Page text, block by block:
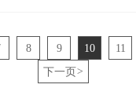
8 9 10 11
下一页>